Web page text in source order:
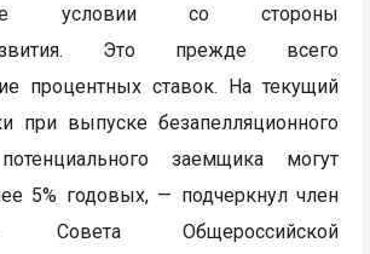
условии со стороны
Это прежде всего
процентных ставок. На текущий
при выпуске безапелляционного
заемщика могут
5% годовых, — подчеркнул член
Совета Общероссийской